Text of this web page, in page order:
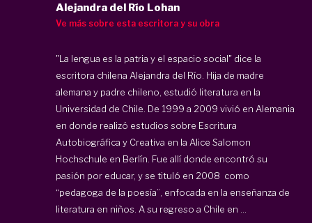
Alejandra del Río Lohan
Ve más sobre esta escritora y su obra
"La lengua es la patria y el espacio social" dice la
escritora chilena Alejandra del Río. Hija de madre
alemana y padre chileno, estudió literatura en la
Universidad de Chile. De 1999 a 2009 vivió en Alemania
en donde realizó estudios sobre Escritura
Autobiográfica y Creativa en la Alice Salomon
Hochschule en Berlín. Fue allí donde encontró su
pasión por educar, y se tituló en 2008 como
“pedagoga de la poesía”, enfocada en la enseñanza de
literatura en niños. A su regreso a Chile en ...